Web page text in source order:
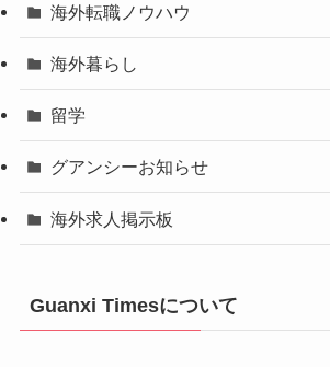
海外転職ノウハウ
海外暮らし
留学
グアンシーお知らせ
海外求人掲示板
Guanxi Timesについて